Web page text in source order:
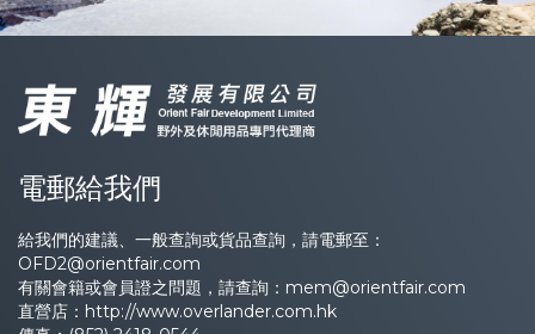
電郵給我們
給我們的建議、一般查詢或貨品查詢，請電郵至：
OFD2@orientfair.com
有關會籍或會員證之問題，請查詢： mem@orientfair.com
直營店： http://www.overlander.com.hk